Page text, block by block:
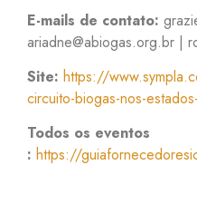
E-mails de contato:
ariadne@abiogas.org.br |
Site: https://
circuito-biogas-nos-
Todos os eventos
: https://